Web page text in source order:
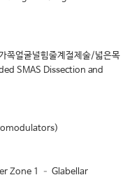
쪽얼굴널힘줄계절제술/넓은목
SMAS Dissection and
Zone 1 – Glabellar